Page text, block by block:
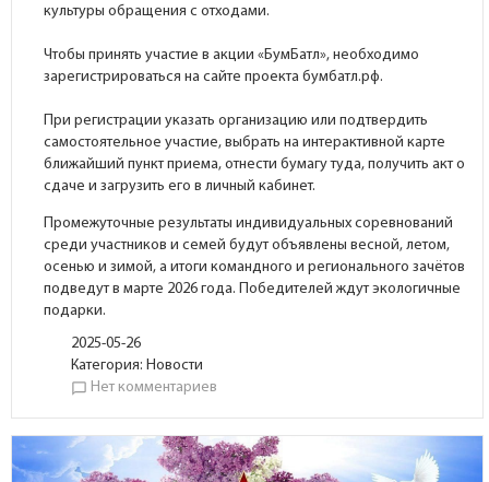
культуры обращения с отходами.
Чтобы принять участие в акции «БумБатл», необходимо
зарегистрироваться на сайте проекта бумбатл.рф.
При регистрации указать организацию или подтвердить
самостоятельное участие, выбрать на интерактивной карте
ближайший пункт приема, отнести бумагу туда, получить акт о
сдаче и загрузить его в личный кабинет.
Промежуточные результаты индивидуальных соревнований
среди участников и семей будут объявлены весной, летом,
осенью и зимой, а итоги командного и регионального зачётов
подведут в марте 2026 года. Победителей ждут экологичные
подарки.
2025-05-26
Категория:Новости
chat_bubble_outline Нет комментариев